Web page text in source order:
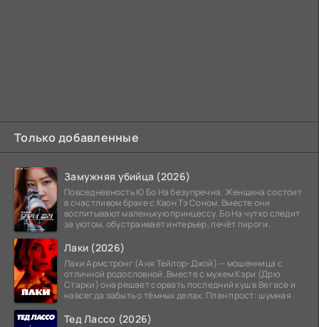
Только добавленные
Замужняя убийца (2026)
Повседневность Ю Бо На безупречна. Женщина состоит
в счастливом браке с Квон Тэ Соном. Вместе они
воспитывают маленькую принцессу. Бо На чутко следит
за уютом, обустраивает интерьер, печёт пироги.
Лаки (2026)
Лаки Армстронг (Аня Тейлор-Джой) — мошенница с
отличной родословной. Вместе с мужем Кэри (Дрю
Старки) она решает сорвать последний куш в Вегасе и
навсегда забыть о тёмных делах. План прост: шумная
Тед Лассо (2026)